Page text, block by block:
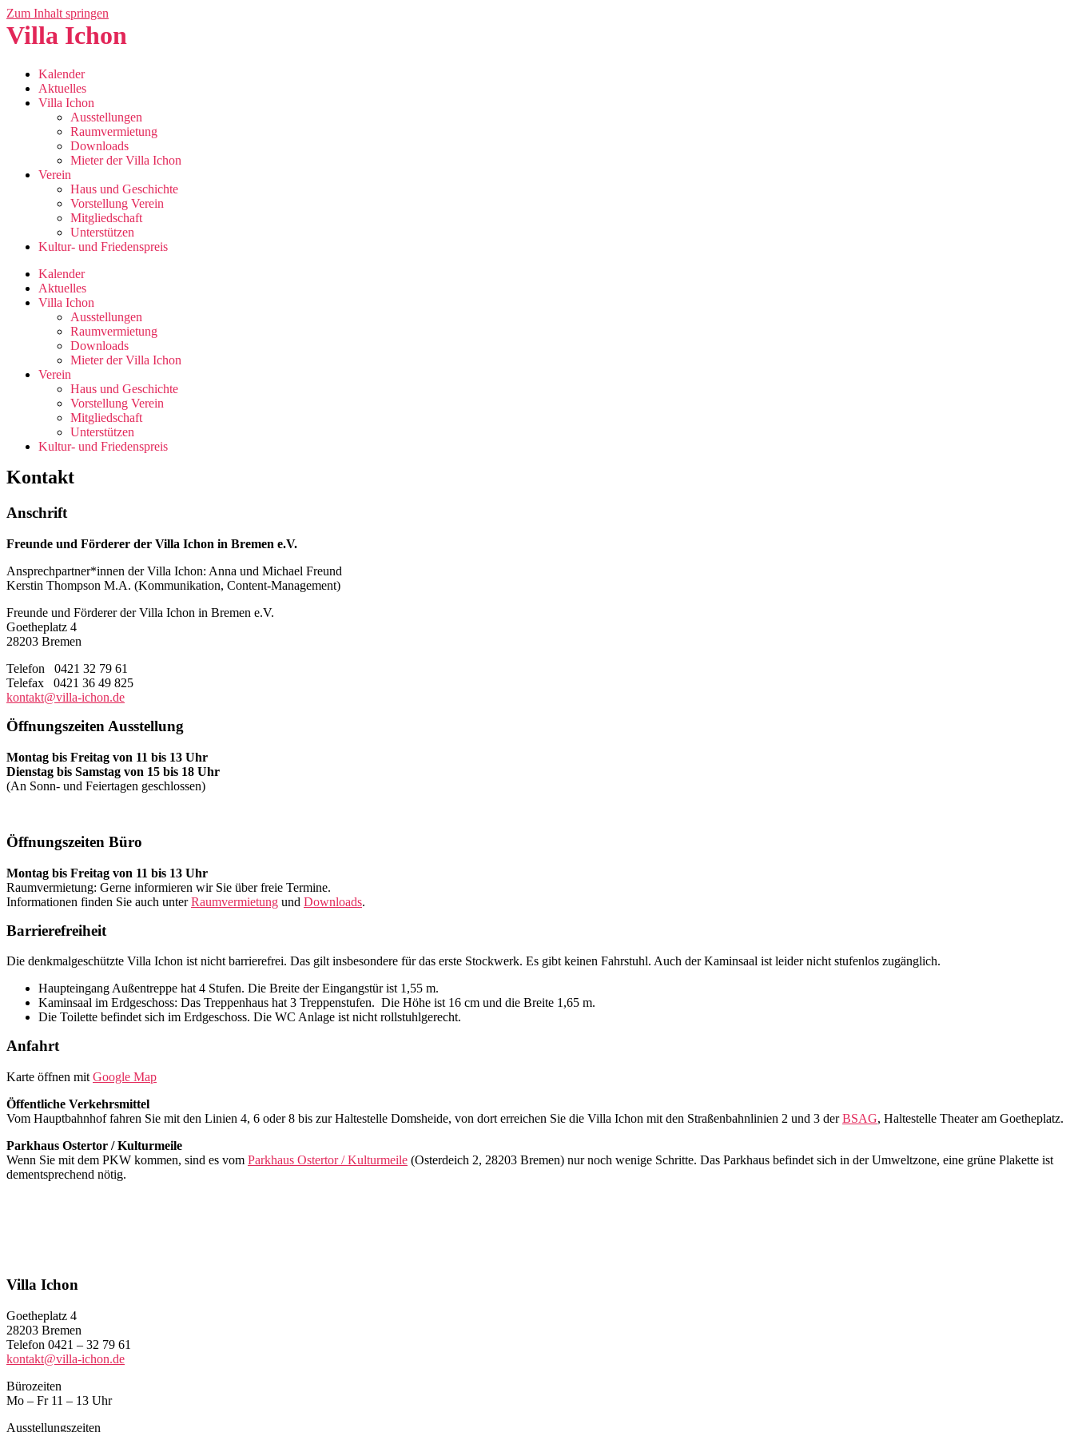
Zum Inhalt springen
Villa Ichon
Kalender
Aktuelles
Villa Ichon
Ausstellungen
Raumvermietung
Downloads
Mieter der Villa Ichon
Verein
Haus und Geschichte
Vorstellung Verein
Mitgliedschaft
Unterstützen
Kultur- und Friedenspreis
Kalender
Aktuelles
Villa Ichon
Ausstellungen
Raumvermietung
Downloads
Mieter der Villa Ichon
Verein
Haus und Geschichte
Vorstellung Verein
Mitgliedschaft
Unterstützen
Kultur- und Friedenspreis
Kontakt
Anschrift
Freunde und Förderer der Villa Ichon in Bremen e.V.
Ansprechpartner*innen der Villa Ichon: Anna und Michael Freund
Kerstin Thompson M.A. (Kommunikation, Content-Management)
Freunde und Förderer der Villa Ichon in Bremen e.V.
Goetheplatz 4
28203 Bremen
Telefon 0421 32 79 61
Telefax 0421 36 49 825
kontakt@villa-ichon.de
Öffnungszeiten Ausstellung
Montag bis Freitag von 11 bis 13 Uhr
Dienstag bis Samstag von 15 bis 18 Uhr
(An Sonn- und Feiertagen geschlossen)
Öffnungszeiten Büro
Montag bis Freitag von 11 bis 13 Uhr
Raumvermietung: Gerne informieren wir Sie über freie Termine.
Informationen finden Sie auch unterRaumvermietung und Downloads.
Barrierefreiheit
Die denkmalgeschützte Villa Ichon ist nicht barrierefrei. Das gilt insbesondere für das erste Stockwerk. Es gibt keinen Fahrstuhl. Auch der Kaminsaal ist leider nicht stufenlos zugänglich.
Haupteingang Außentreppe hat 4 Stufen. Die Breite der Eingangstür ist 1,55 m.
Kaminsaal im Erdgeschoss: Das Treppenhaus hat 3 Treppenstufen. Die Höhe ist 16 cm und die Breite 1,65 m.
Die Toilette befindet sich im Erdgeschoss. Die WC Anlage ist nicht rollstuhlgerecht.
Anfahrt
Karte öffnen mit Google Map
Öffentliche Verkehrsmittel
Vom Hauptbahnhof fahren Sie mit den Linien 4, 6 oder 8 bis zur Haltestelle Domsheide, von dort erreichen Sie die Villa Ichon mit den Straßenbahnlinien 2 und 3 derBSAG, Haltestelle Theater am Goetheplatz.
Parkhaus Ostertor / Kulturmeile
Wenn Sie mit dem PKW kommen, sind es vom Parkhaus Ostertor / Kulturmeile (Osterdeich 2, 28203 Bremen) nur noch wenige Schritte. Das Parkhaus befindet sich in der Umweltzone, eine grüne Plakette ist
dementsprechend nötig.
Villa Ichon
Goetheplatz 4
28203 Bremen
Telefon 0421 – 32 79 61
kontakt@villa-ichon.de
Bürozeiten
Mo – Fr 11 – 13 Uhr
Ausstellungszeiten